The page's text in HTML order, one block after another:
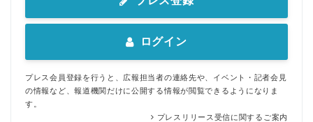
ログイン
プレス会員登録を行うと、広報担当者の連絡先や、イベント・記者会見
の情報など、報道機関だけに公開する情報が閲覧できるようになりま
す。
プレスリリース受信に関するご案内